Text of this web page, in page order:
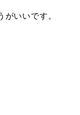
がいいです。